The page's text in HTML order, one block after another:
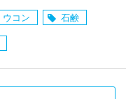
ウコン 石鹸